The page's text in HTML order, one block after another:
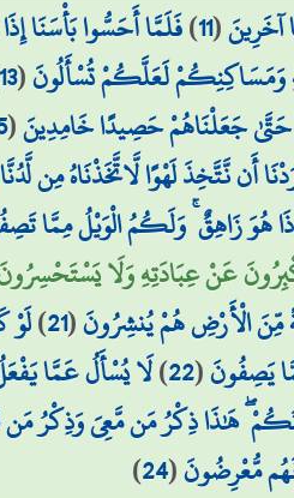
آخَرِينَ(
11
)فَلَمَّا أَحَسُّوا بَأْسَنَا
وَمَسَاكِنِكُمْ لَعَلَّكُمْ تُسْأَلُونَ(
13
جَعَلْنَاهُمْ حَصِيدًا خَامِدِينَ(
أَن نَّتَّخِذَ لَهْوًا لَّاتَّخَذْنَاهُ مِن
هُوَ زَاهِقٌ ۚ وَلَكُمُ الْوَيْلُ مِمَّا
عَنْ عِبَادَتِهِ وَلَا يَسْتَحْسِرُونَ
مِّنَ الْأَرْضِ هُمْ يُنشِرُونَ(
21
)لَوْ
يَصِفُونَ(
22
)لَا يُسْأَلُ عَمَّا
هَٰذَا ذِكْرُ مَن مَّعِيَ وَذِكْرُ
مُّعْرِضُونَ(
24
)